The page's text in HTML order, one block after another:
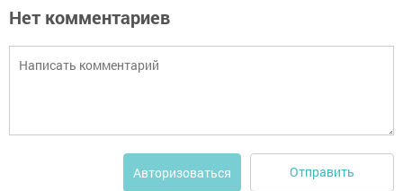
Нет комментариев
Авторизоваться Отправить